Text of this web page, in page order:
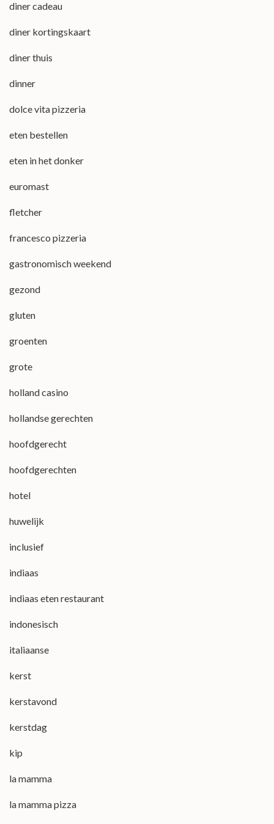
diner cadeau
diner kortingskaart
diner thuis
dinner
dolce vita pizzeria
eten bestellen
eten in het donker
euromast
fletcher
francesco pizzeria
gastronomisch weekend
gezond
gluten
groenten
grote
holland casino
hollandse gerechten
hoofdgerecht
hoofdgerechten
hotel
huwelijk
inclusief
indiaas
indiaas eten restaurant
indonesisch
italiaanse
kerst
kerstavond
kerstdag
kip
la mamma
la mamma pizza